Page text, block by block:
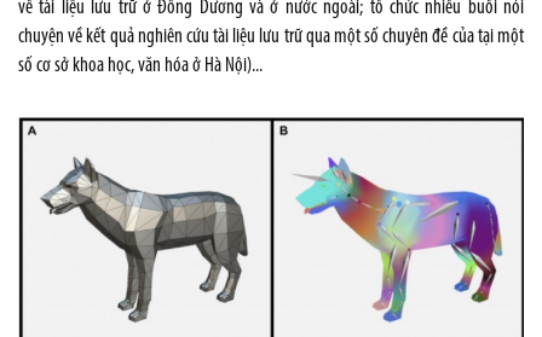
về tài liệu lưu trữ ở Đông Dương và ở nước ngoài; tổ chức nhiều buổi nói
chuyện về kết quả nghiên cứu tài liệu lưu trữ qua một số chuyên đề của tại một
số cơ sở khoa học, văn hóa ở Hà Nội)...